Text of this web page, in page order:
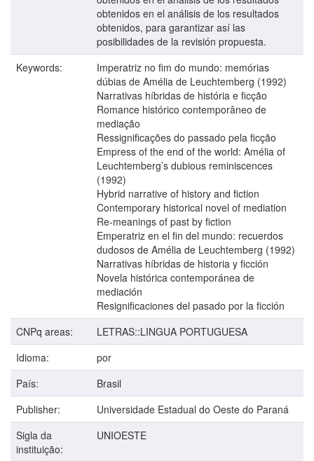
obtenidos en el análisis de los resultados
obtenidos, para garantizar así las
posibilidades de la revisión propuesta.
Keywords:
Imperatriz no fim do mundo: memórias
dúbias de Amélia de Leuchtemberg (1992)
Narrativas híbridas de história e ficção
Romance histórico contemporâneo de
mediação
Ressignificações do passado pela ficção
Empress of the end of the world: Amélia of
Leuchtemberg’s dubious reminiscences
(1992)
Hybrid narrative of history and fiction
Contemporary historical novel of mediation
Re-meanings of past by fiction
Emperatriz en el fin del mundo: recuerdos
dudosos de Amélia de Leuchtemberg (1992)
Narrativas híbridas de historia y ficción
Novela histórica contemporánea de
mediación
Resignificaciones del pasado por la ficción
CNPq areas:
LETRAS::LINGUA PORTUGUESA
Idioma:
por
País:
Brasil
Publisher:
Universidade Estadual do Oeste do Paraná
Sigla da
instituição:
UNIOESTE